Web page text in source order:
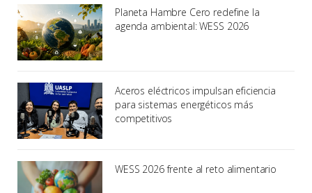
Planeta Hambre Cero redefine la
agenda ambiental: WESS 2026
Aceros eléctricos impulsan eficiencia
para sistemas energéticos más
competitivos
WESS 2026 frente al reto alimentario